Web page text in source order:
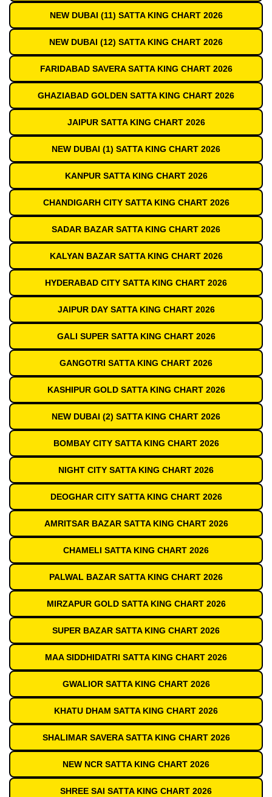
NEW DUBAI (11) SATTA KING CHART 2026
NEW DUBAI (12) SATTA KING CHART 2026
FARIDABAD SAVERA SATTA KING CHART 2026
GHAZIABAD GOLDEN SATTA KING CHART 2026
JAIPUR SATTA KING CHART 2026
NEW DUBAI (1) SATTA KING CHART 2026
KANPUR SATTA KING CHART 2026
CHANDIGARH CITY SATTA KING CHART 2026
SADAR BAZAR SATTA KING CHART 2026
KALYAN BAZAR SATTA KING CHART 2026
HYDERABAD CITY SATTA KING CHART 2026
JAIPUR DAY SATTA KING CHART 2026
GALI SUPER SATTA KING CHART 2026
GANGOTRI SATTA KING CHART 2026
KASHIPUR GOLD SATTA KING CHART 2026
NEW DUBAI (2) SATTA KING CHART 2026
BOMBAY CITY SATTA KING CHART 2026
NIGHT CITY SATTA KING CHART 2026
DEOGHAR CITY SATTA KING CHART 2026
AMRITSAR BAZAR SATTA KING CHART 2026
CHAMELI SATTA KING CHART 2026
PALWAL BAZAR SATTA KING CHART 2026
MIRZAPUR GOLD SATTA KING CHART 2026
SUPER BAZAR SATTA KING CHART 2026
MAA SIDDHIDATRI SATTA KING CHART 2026
GWALIOR SATTA KING CHART 2026
KHATU DHAM SATTA KING CHART 2026
SHALIMAR SAVERA SATTA KING CHART 2026
NEW NCR SATTA KING CHART 2026
SHREE SAI SATTA KING CHART 2026